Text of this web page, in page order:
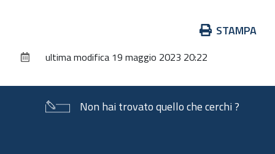
documento
STAMPA
ultima modifica 19 maggio 2023 20:22
Non hai trovato quello che cerchi ?